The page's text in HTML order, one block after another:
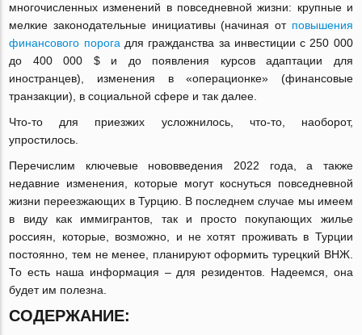
многочисленных изменений в повседневной жизни: крупные и
мелкие законодательные инициативы (начиная от повышения
финансового порога для гражданства за инвестиции с 250 000
до 400 000 $ и до появления курсов адаптации для
иностранцев), изменения в «операционке» (финансовые
транзакции), в социальной сфере и так далее.
Что-то для приезжих усложнилось, что-то, наоборот,
упростилось.
Перечислим ключевые нововведения 2022 года, а также
недавние изменения, которые могут коснуться повседневной
жизни переезжающих в Турцию. В последнем случае мы имеем
в виду как иммигрантов, так и просто покупающих жилье
россиян, которые, возможно, и не хотят проживать в Турции
постоянно, тем не менее, планируют оформить турецкий ВНЖ.
То есть наша информация – для резидентов. Надеемся, она
будет им полезна.
СОДЕРЖАНИЕ: